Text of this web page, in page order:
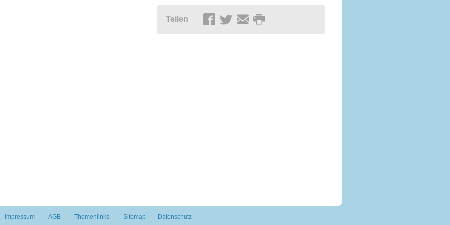
Teilen
Impressum AGB Themenlinks Sitemap Datenschutz